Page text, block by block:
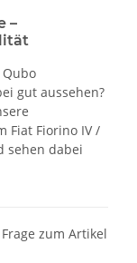
–
gut aussehen?
Fiat Fiorino IV /
sehen dabei
Frage zum Artikel